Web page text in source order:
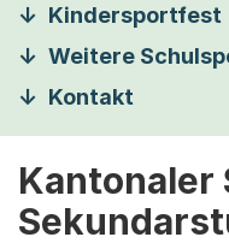
Kindersportfest
Weitere
Kontakt
Kantonaler